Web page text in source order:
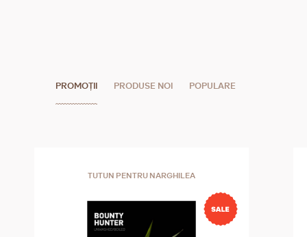
PROMOȚII PRODUSE NOI POPULARE
TUTUN PENTRU NARGHILEA